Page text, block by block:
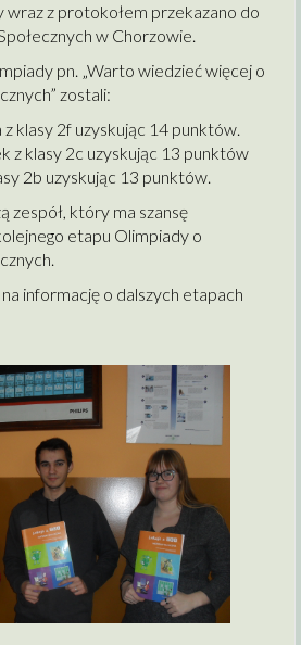
wraz z protokołem przekazano do
w Chorzowie.
pn. „Warto wiedzieć więcej o
zostali:
klasy 2f uzyskując 14 punktów.
z klasy 2c uzyskując 13 punktów
2b uzyskując 13 punktów.
zespół, który ma szansę
etapu Olimpiady o
informację o dalszych etapach